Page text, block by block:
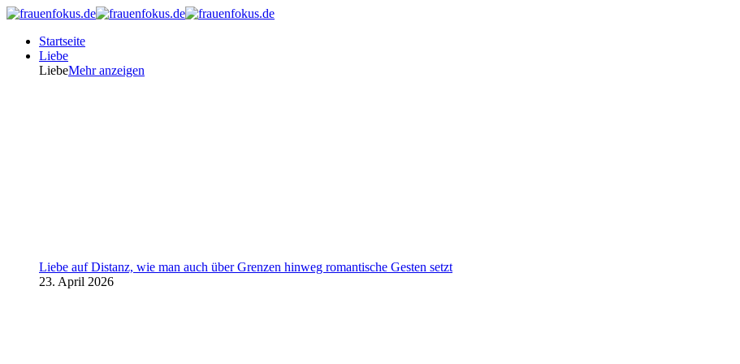
Startseite
Liebe
LiebeMehr anzeigen
Liebe auf Distanz, wie man auch über Grenzen hinweg romantische Gesten setzt
23. April 2026